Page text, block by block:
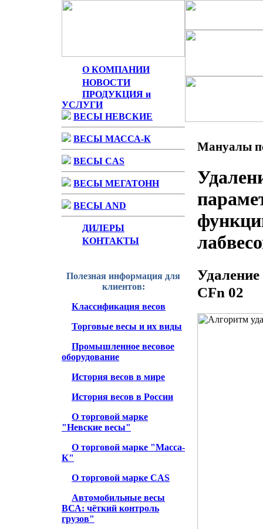
О КОМПАНИИ
НОВОСТИ
ПРОДУКЦИЯ и
УСЛУГИ
ВЕСЫ НЕВСКИЕ
ВЕСЫ МАССА-К
ВЕСЫ CAS
ВЕСЫ МЕГАТОНН
ВЕСЫ AND
ДИЛЕРЫ
КОНТАКТЫ
Полезная информация для
клиентов:
Классификация весов
Торговые весы и их виды
Промышленное весовое
оборудование
История весов в мире
История весов в России
О торговой марке
"Невские весы"
О торговой марке "Масса-
К"
О торговой марке CAS
Автомобильные весы
ВСА: чёткий контроль
грузов"
Мануалы
CFn 02